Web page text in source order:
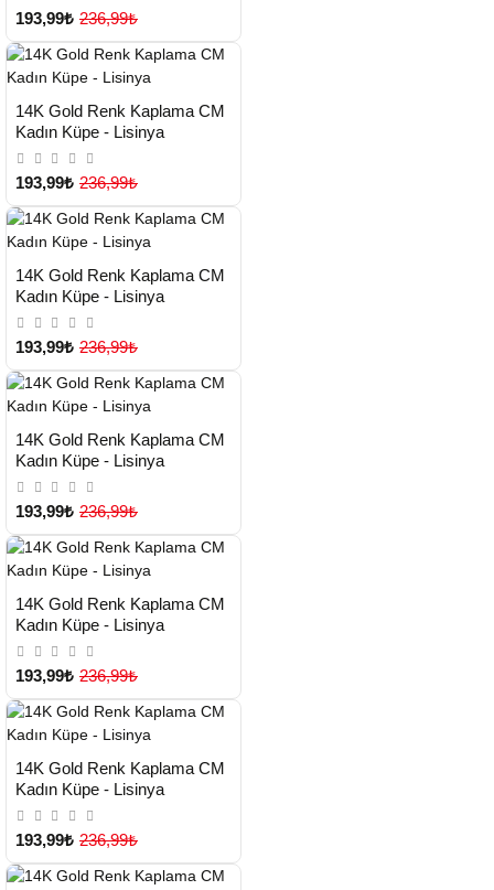
193,99₺ 236,99₺
TESLİMAT
14K Gold Renk Kaplama CM
Kadın Küpe - Lisinya
193,99₺ 236,99₺
TESLİMAT
14K Gold Renk Kaplama CM
Kadın Küpe - Lisinya
193,99₺ 236,99₺
TESLİMAT
14K Gold Renk Kaplama CM
Kadın Küpe - Lisinya
193,99₺ 236,99₺
TESLİMAT
14K Gold Renk Kaplama CM
Kadın Küpe - Lisinya
193,99₺ 236,99₺
TESLİMAT
14K Gold Renk Kaplama CM
Kadın Küpe - Lisinya
193,99₺ 236,99₺